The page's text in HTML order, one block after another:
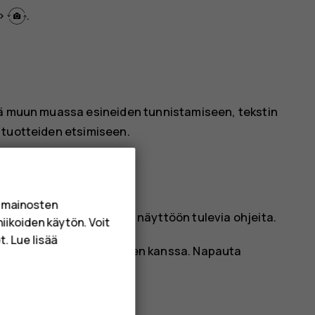
>
.
muassa esineiden tunnistamiseen, tekstin
etsimiseen.
ja noudata puhelimen näyttöön tulevia ohjeita.
ottamiesi valokuvien kanssa. Napauta
käytön. Voit
Lue lisää